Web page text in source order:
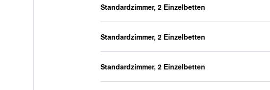
Standardzimmer, 2 Einzelbetten
Standardzimmer, 2 Einzelbetten
Standardzimmer, 2 Einzelbetten